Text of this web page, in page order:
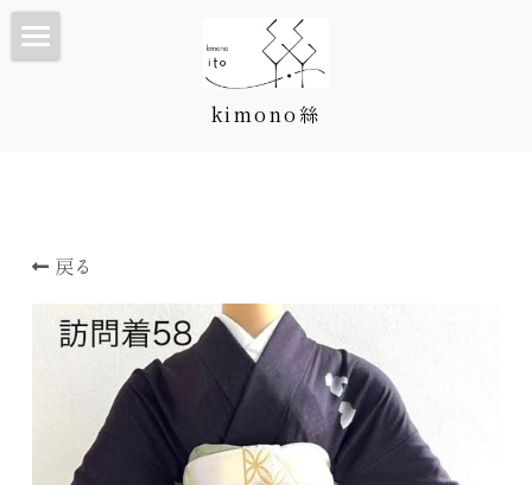
kimono絲
七五三・子供プラン
3歳カタログ
5歳カタログ
7歳カタログ
振袖・成人式プラン/カタログ
振袖カタログ
訪問着・留袖プラン/カタログ
訪問着・留袖プラン
訪問着カタログ
卒業袴プラン/カタログ
卒業袴プラン
料金表
戻る